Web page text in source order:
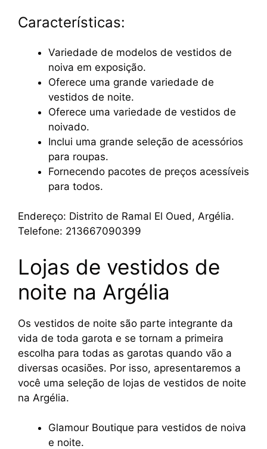
Características:
Variedade de modelos de vestidos de
noiva em exposição.
Oferece uma grande variedade de
vestidos de noite.
Oferece uma variedade de vestidos de
noivado.
Inclui uma grande seleção de acessórios
para roupas.
Fornecendo pacotes de preços acessíveis
para todos.
Endereço: Distrito de Ramal El Oued, Argélia.
Telefone: 213667090399
Lojas de vestidos de
noite na Argélia
Os vestidos de noite são parte integrante da
vida de toda garota e se tornam a primeira
escolha para todas as garotas quando vão a
diversas ocasiões. Por isso, apresentaremos a
você uma seleção de lojas de vestidos de noite
na Argélia.
Glamour Boutique para vestidos de noiva
e noite.